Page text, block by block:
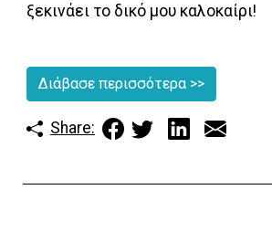
ξεκινάει το δικό μου καλοκαίρι!
Διάβασε περισσότερα >>
Share: